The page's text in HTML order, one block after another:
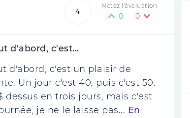
4
Notez l'évaluation
0 0
d'abord, c'est...
d'abord, c'est un plaisir de
Un jour c'est 40, puis c'est 50.
dessus en trois jours, mais c'est
je ne le laisse pas... En